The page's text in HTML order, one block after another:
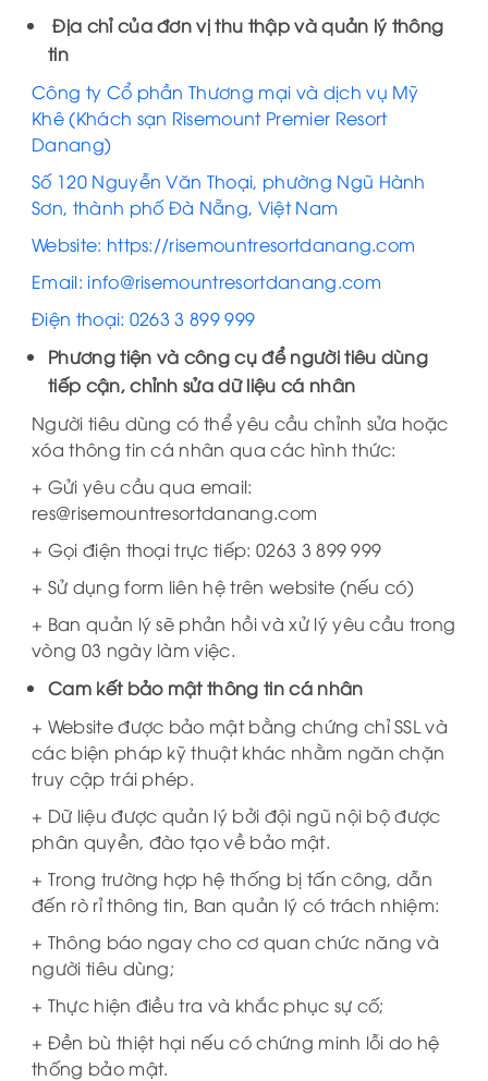
Địa chỉ của đơn vị thu thập và quản lý thông
tin
Công ty Cổ phần Thương mại và dịch vụ Mỹ
Khê (Khách sạn Risemount Premier Resort
Danang)
Số 120 Nguyễn Văn Thoại, phường Ngũ Hành
Sơn, thành phố Đà Nẵng, Việt Nam
Website: https://risemountresortdanang.com
Email: info@risemountresortdanang.com
Điện thoại: 0263 3 899 999
Phương tiện và công cụ để người tiêu dùng
tiếp cận, chỉnh sửa dữ liệu cá nhân
Người tiêu dùng có thể yêu cầu chỉnh sửa hoặc
xóa thông tin cá nhân qua các hình thức:
+ Gửi yêu cầu qua email:
res@risemountresortdanang.com
+ Gọi điện thoại trực tiếp: 0263 3 899 999
+ Sử dụng form liên hệ trên website (nếu có)
+ Ban quản lý sẽ phản hồi và xử lý yêu cầu trong
vòng 03 ngày làm việc.
Cam kết bảo mật thông tin cá nhân
+ Website được bảo mật bằng chứng chỉ SSL và
các biện pháp kỹ thuật khác nhằm ngăn chặn
truy cập trái phép.
+ Dữ liệu được quản lý bởi đội ngũ nội bộ được
phân quyền, đào tạo về bảo mật.
+ Trong trường hợp hệ thống bị tấn công, dẫn
đến rò rỉ thông tin, Ban quản lý có trách nhiệm:
+ Thông báo ngay cho cơ quan chức năng và
người tiêu dùng;
+ Thực hiện điều tra và khắc phục sự cố;
+ Đền bù thiệt hại nếu có chứng minh lỗi do hệ
thống bảo mật.